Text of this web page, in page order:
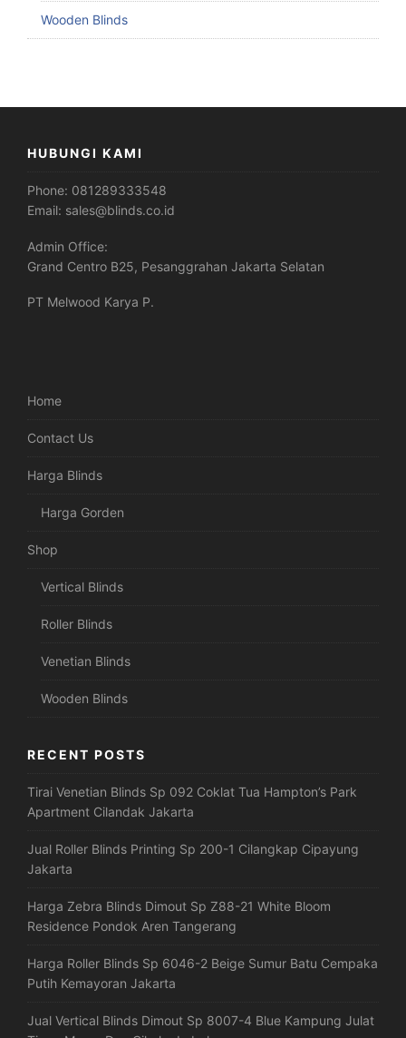
Wooden Blinds
HUBUNGI KAMI
Phone: 081289333548
Email: sales@blinds.co.id
Admin Office:
Grand Centro B25, Pesanggrahan Jakarta Selatan
PT Melwood Karya P.
Home
Contact Us
Harga Blinds
Harga Gorden
Shop
Vertical Blinds
Roller Blinds
Venetian Blinds
Wooden Blinds
RECENT POSTS
Tirai Venetian Blinds Sp 092 Coklat Tua Hampton’s Park
Apartment Cilandak Jakarta
Jual Roller Blinds Printing Sp 200-1 Cilangkap Cipayung
Jakarta
Harga Zebra Blinds Dimout Sp Z88-21 White Bloom
Residence Pondok Aren Tangerang
Harga Roller Blinds Sp 6046-2 Beige Sumur Batu Cempaka
Putih Kemayoran Jakarta
Jual Vertical Blinds Dimout Sp 8007-4 Blue Kampung Julat